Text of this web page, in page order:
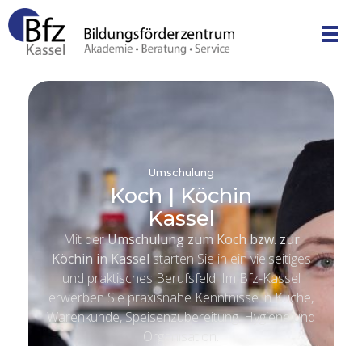
Umschulung
Koch | Köchin
Kassel
Mit derUmschulung zum Koch bzw. zur
Köchin in Kassel starten Sie in ein vielseitiges
und praktisches Berufsfeld. Im Bfz-Kassel
erwerben Sie praxisnahe Kenntnisse in Küche,
Warenkunde, Speisenzubereitung, Hygiene und
Organisation.